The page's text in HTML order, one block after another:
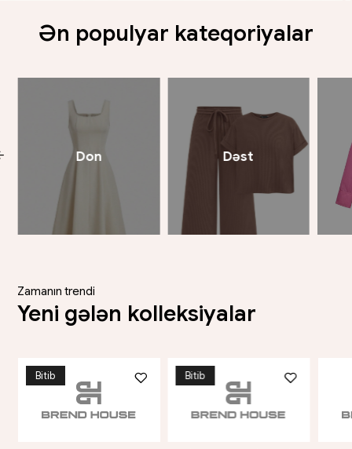
Ən populyar kateqoriyalar
Don Dəst
Zamanın trendi
Yeni gələn kolleksiyalar
Bitib Bitib